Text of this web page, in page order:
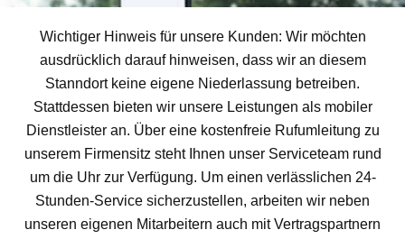
Wichtiger Hinweis für unsere Kunden: Wir möchten
ausdrücklich darauf hinweisen, dass wir an diesem
Stanndort keine eigene Niederlassung betreiben.
Stattdessen bieten wir unsere Leistungen als mobiler
Dienstleister an. Über eine kostenfreie Rufumleitung zu
unserem Firmensitz steht Ihnen unser Serviceteam rund
um die Uhr zur Verfügung. Um einen verlässlichen 24-
Stunden-Service sicherzustellen, arbeiten wir neben
unseren eigenen Mitarbeitern auch mit Vertragspartnern